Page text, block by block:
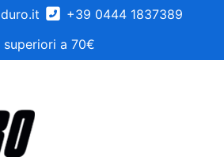
+39 0444 1837389
a 70€